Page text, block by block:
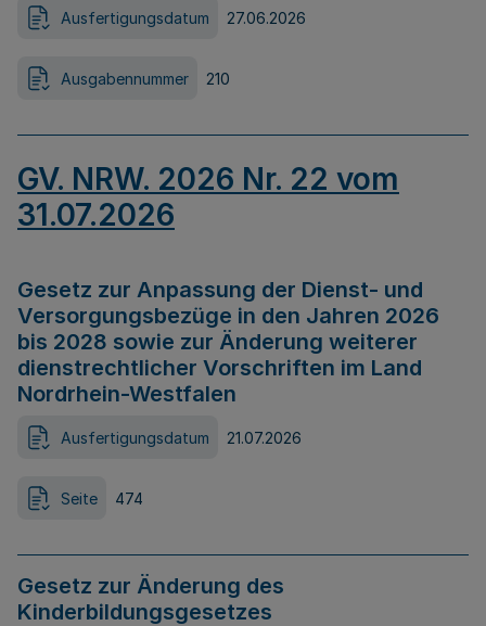
Ausfertigungsdatum 27.06.2026
Ausgabennummer 210
GV. NRW. 2026 Nr. 22 vom
31.07.2026
Gesetz zur Anpassung der Dienst- und
Versorgungsbezüge in den Jahren 2026
bis 2028 sowie zur Änderung weiterer
dienstrechtlicher Vorschriften im Land
Nordrhein-Westfalen
Ausfertigungsdatum 21.07.2026
Seite 474
Gesetz zur Änderung des
Kinderbildungsgesetzes